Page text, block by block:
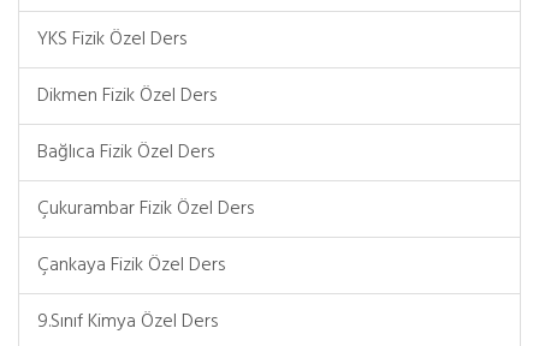
YKS Fizik Özel Ders
Dikmen Fizik Özel Ders
Bağlıca Fizik Özel Ders
Çukurambar Fizik Özel Ders
Çankaya Fizik Özel Ders
9.Sınıf Kimya Özel Ders